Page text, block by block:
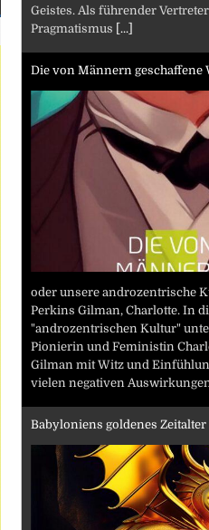
Geistes. Als führender
Pragmatismus [...]
Die von Männern geschaffene
oder unsere androzentrische
Perkins Gilman, Charlotte. In
"androzentrischen Kultur"
Pionierin und Feministin
Gilman mit Witz und
vielen negativen
Babyloniens goldenes Zeitalter